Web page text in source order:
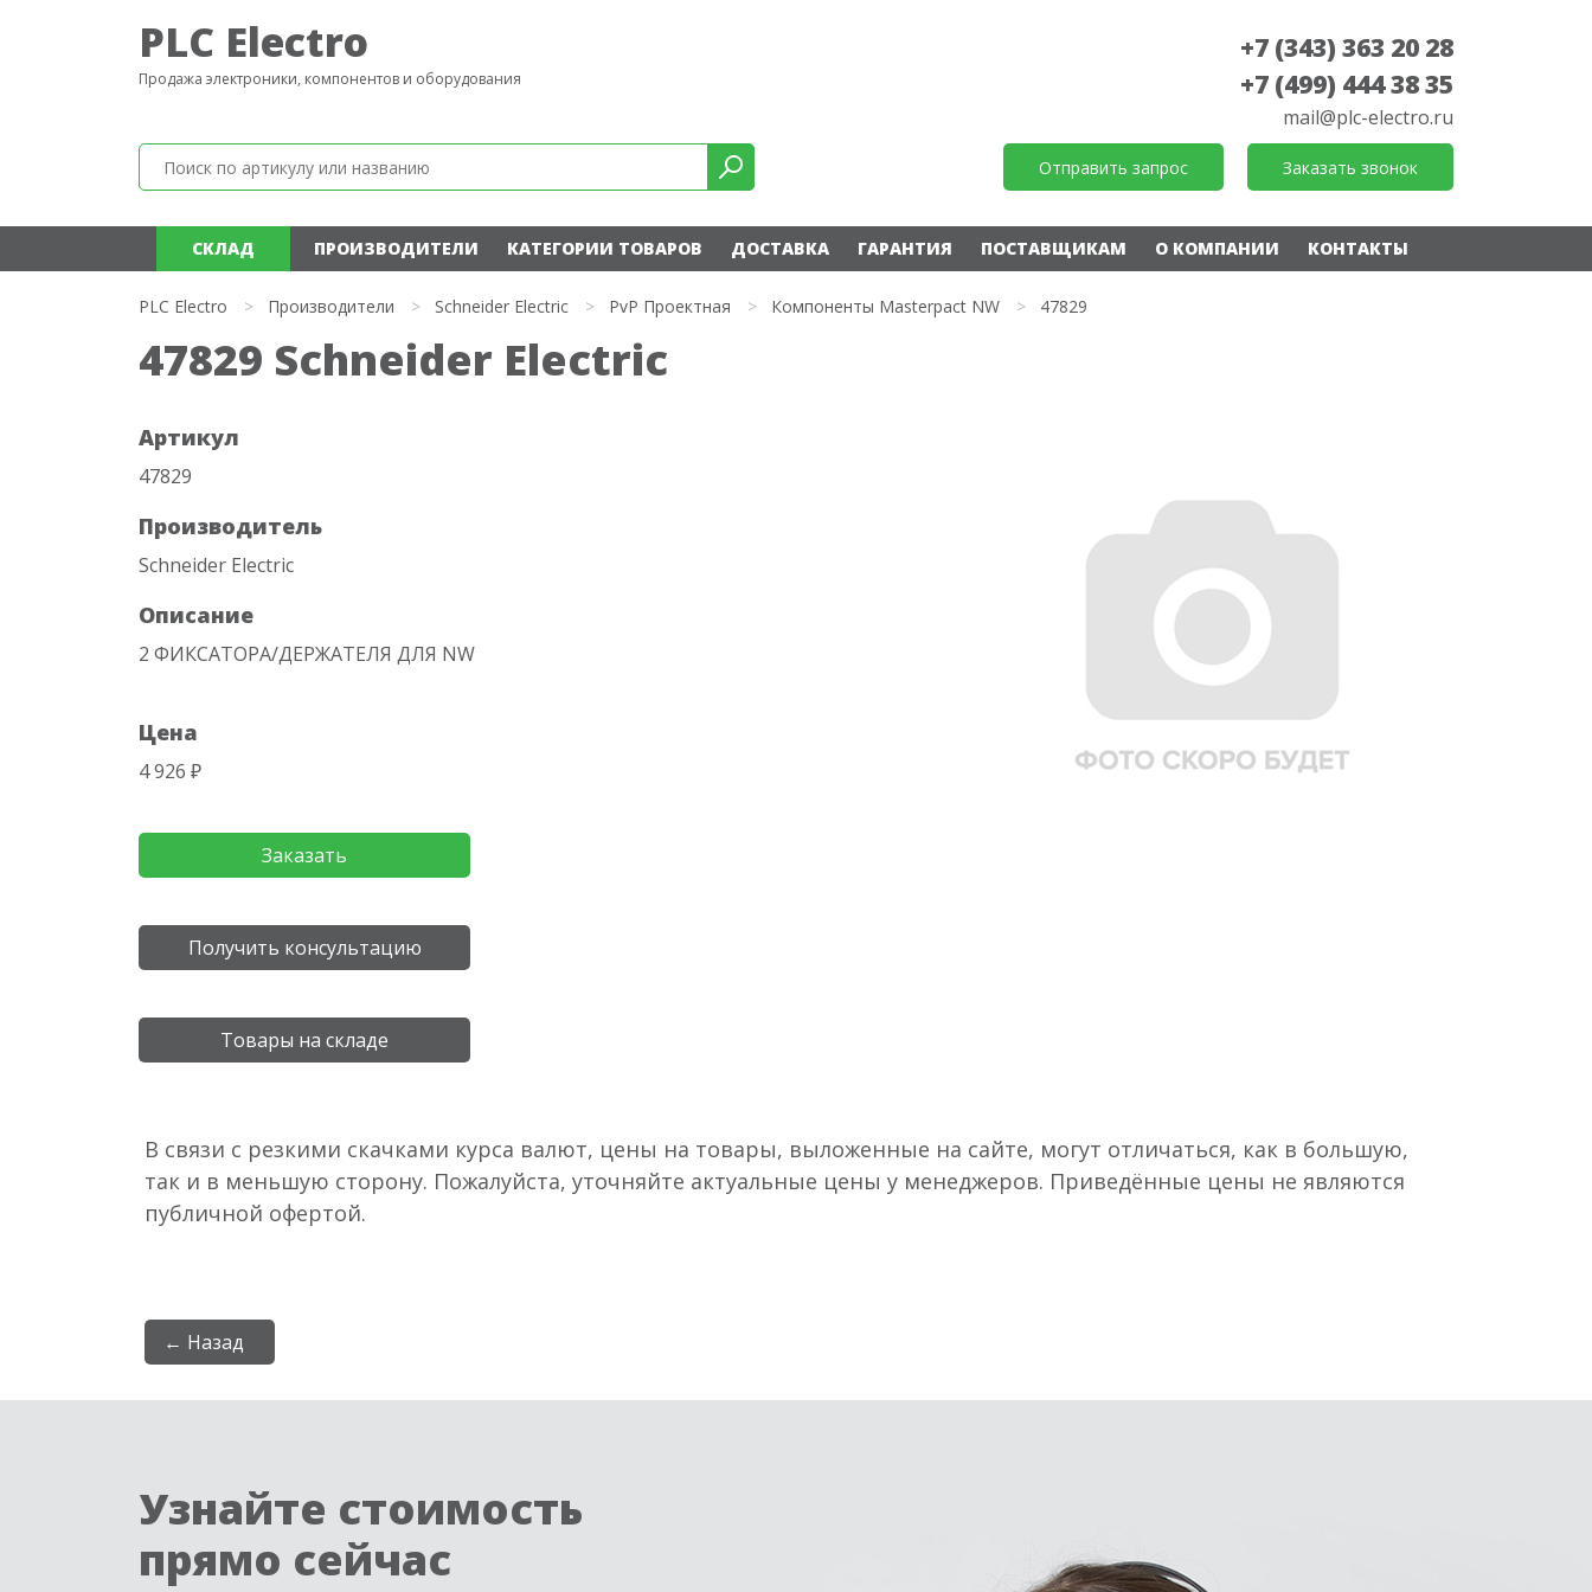
PLC Electro
Продажа электроники, компонентов и оборудования
+7 (343) 363 20 28
+7 (499) 444 38 35
mail@plc-electro.ru
Отправить запрос Заказать звонок
СКЛАД ПРОИЗВОДИТЕЛИ КАТЕГОРИИ ТОВАРОВ ДОСТАВКА ГАРАНТИЯ ПОСТАВЩИКАМ О КОМПАНИИ КОНТАКТЫ
PLC Electro > Производители > Schneider Electric > PvP Проектная > Компоненты Masterpact NW > 47829
47829 Schneider Electric
Артикул
47829
Производитель
Schneider Electric
Описание
2 ФИКСАТОРА/ДЕРЖАТЕЛЯ ДЛЯ NW
Цена
4 926 ₽
Заказать
Получить консультацию
Товары на складе
В связи с резкими скачками курса валют, цены на товары, выложенные на сайте, могут отличаться, как в большую,
так и в меньшую сторону. Пожалуйста, уточняйте актуальные цены у менеджеров. Приведённые цены не являются
публичной офертой.
← Назад
Узнайте стоимость
прямо сейчас